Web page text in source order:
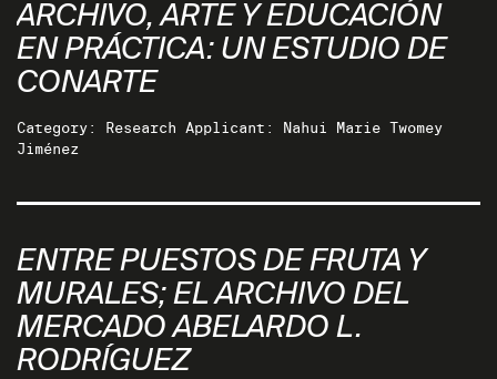
ARCHIVO, ARTE Y EDUCACIÓN
EN PRÁCTICA: UN ESTUDIO DE
CONARTE
Category: Research Applicant: Nahui Marie Twomey
Jiménez
ENTRE PUESTOS DE FRUTA Y
MURALES; EL ARCHIVO DEL
MERCADO ABELARDO L.
RODRÍGUEZ